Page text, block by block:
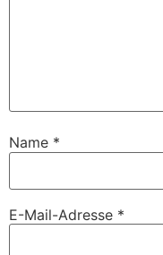
Name *
E-Mail-Adresse *